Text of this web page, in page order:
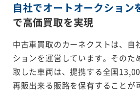
自社でオートオークション
で高価買取を実現
中古車買取のカーネクストは、自
ションを運営しています。そのた
取した車両は、提携する全国
再販出来る販路を保有することが